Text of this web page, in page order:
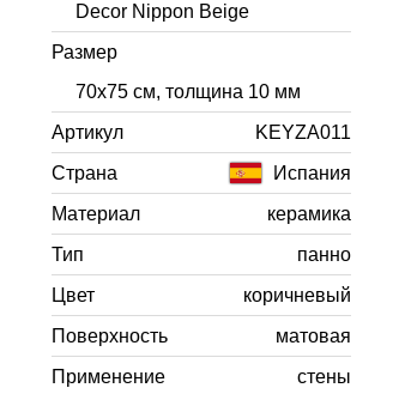
Decor Nippon Beige
Размер
70x75 см, толщина 10 мм
Артикул
KEYZA011
Страна
Испания
Материал
керамика
Тип
панно
Цвет
коричневый
Поверхность
матовая
Применение
стены